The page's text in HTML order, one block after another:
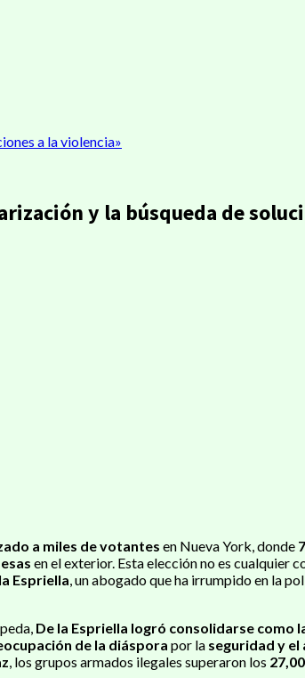
a la violencia»
y la búsqueda de
a miles de votantes en Nueva York, donde
en el exterior. Esta elección no es cualquier
Espriella, un abogado que ha irrumpido en la
De la Espriella logró consolidarse como
de la diáspora por la seguridad y el
, los grupos armados ilegales superaron los